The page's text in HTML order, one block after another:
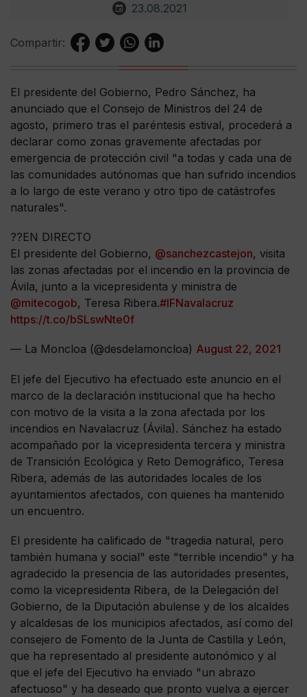
23.08.2021
Compartir:
El presidente del Gobierno, Pedro Sánchez, ha
anunciado que el Consejo de Ministros del 24 de
agosto, primero tras el paréntesis estival, procederá a
declarar como zonas gravemente afectadas por
emergencia de protección civil "a todas y cada una de
las comunidades autónomas que han sufrido incendios
a lo largo de este verano y otro tipo de catástrofes
naturales".
??EN DIRECTO
El presidente del Gobierno, @sanchezcastejon, visita
las zonas afectadas por el incendio en la provincia de
Ávila, junto a la vicepresidenta y ministra de
@mitecogob, Teresa Ribera.#IFNavalacruz
https://t.co/bSLswNte0f
— La Moncloa (@desdelamoncloa) August 22, 2021
El jefe del Ejecutivo ha efectuado este anuncio en el
marco de la declaración institucional que ha hecho
con motivo de la visita a la zona afectada por los
incendios en Navalacruz (Ávila). Sánchez ha estado
acompañado por la vicepresidenta tercera y ministra
de Transición Ecológica y Reto Demográfico, Teresa
Ribera, además de las autoridades locales de los
ayuntamientos afectados, con quienes ha mantenido
un encuentro.
El presidente ha calificado de "tragedia natural, pero
también humana y social" este "terrible incendio" y ha
agradecido la presencia de las autoridades presentes,
como la vicepresidenta Ribera, de la Delegación del
Gobierno, de la Diputación abulense y de los alcaldes
y alcaldesas de los municipios afectados, así como del
consejero de Fomento de la Junta de Castilla y León,
que ha representado al presidente autonómico y al
que el jefe del Ejecutivo ha enviado "un abrazo
afectuoso" y ha deseado que pronto vuelva a ejercer